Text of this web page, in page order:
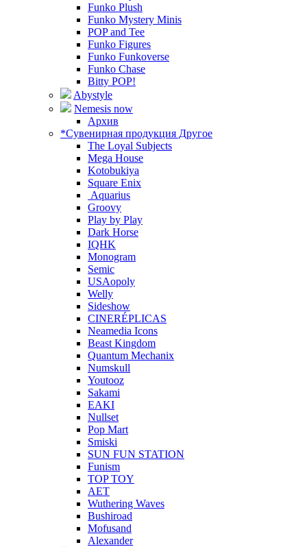
Funko Plush
Funko Mystery Minis
POP and Tee
Funko Figures
Funko Funkoverse
Funko Chase
Bitty POP!
Abystyle
Nemesis now
Архив
*Сувенирная продукция Другое
The Loyal Subjects
Mega House
Kotobukiya
Square Enix
Aquarius
Groovy
Play by Play
Dark Horse
IQHK
Monogram
Semic
USAopoly
Welly
Sideshow
CINERÉPLICAS
Neamedia Icons
Beast Kingdom
Quantum Mechanix
Numskull
Youtooz
Sakami
EAKI
Nullset
Pop Mart
Smiski
SUN FUN STATION
Funism
TOP TOY
AET
Wuthering Waves
Bushiroad
Mofusand
Alexander